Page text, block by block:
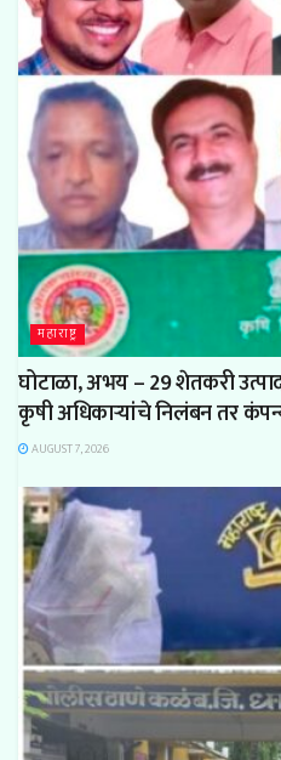
महाराष्ट्र
घोटाळा, अभय – 29 शेतकरी
कृषी अधिकाऱ्यांचे निलंबन तर
AUGUST 7, 2026